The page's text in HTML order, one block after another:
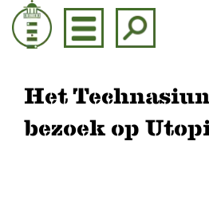
Door
naar
de
inhoud
Het
bezoek op